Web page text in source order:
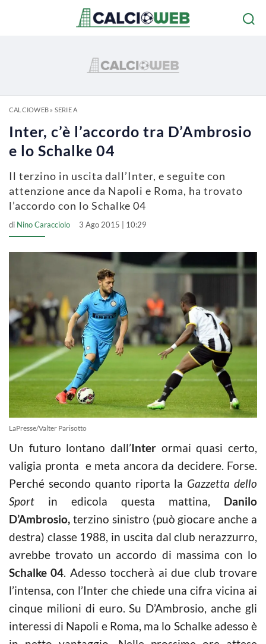
CALCIOWEB» SERIE A
Inter, c’è l’accordo tra D’Ambrosio
e lo Schalke 04
Il terzino in uscita dall’Inter, e seguite con
attenzione ance da Napoli e Roma, ha trovato
l’accordo con lo Schalke 04
di Nino Caracciolo 3 Ago 2015 | 10:29
LaPresse/Valter Parisotto
Un futuro lontano dall’Inter ormai quasi certo,
valigia pronta e meta ancora da decidere. Forse.
Perché secondo quanto riporta la Gazzetta dello
Sport in edicola questa mattina, Danilo
D’Ambrosio, terzino sinistro (può giocare anche a
destra) classe 1988, in uscita dal club nerazzurro,
avrebbe trovato un accordo di massima con lo
Schalke 04. Adesso toccherà ai due club trovare
l’intensa, con l’Inter che chiede una cifra vicina ai
cinque milioni di euro. Su D’Ambrosio, anche gli
interessi di Napoli e Roma, ma lo Schalke adesso è